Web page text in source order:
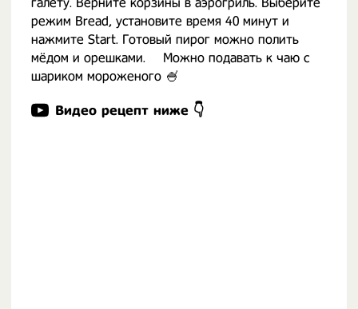
режим Bread, установите время 40 минут и
нажмите Start. Готовый пирог можно полить
мёдом и орешками. ⠀ Можно подавать к чаю с
шариком мороженого 🍧
Видео рецепт ниже 👇